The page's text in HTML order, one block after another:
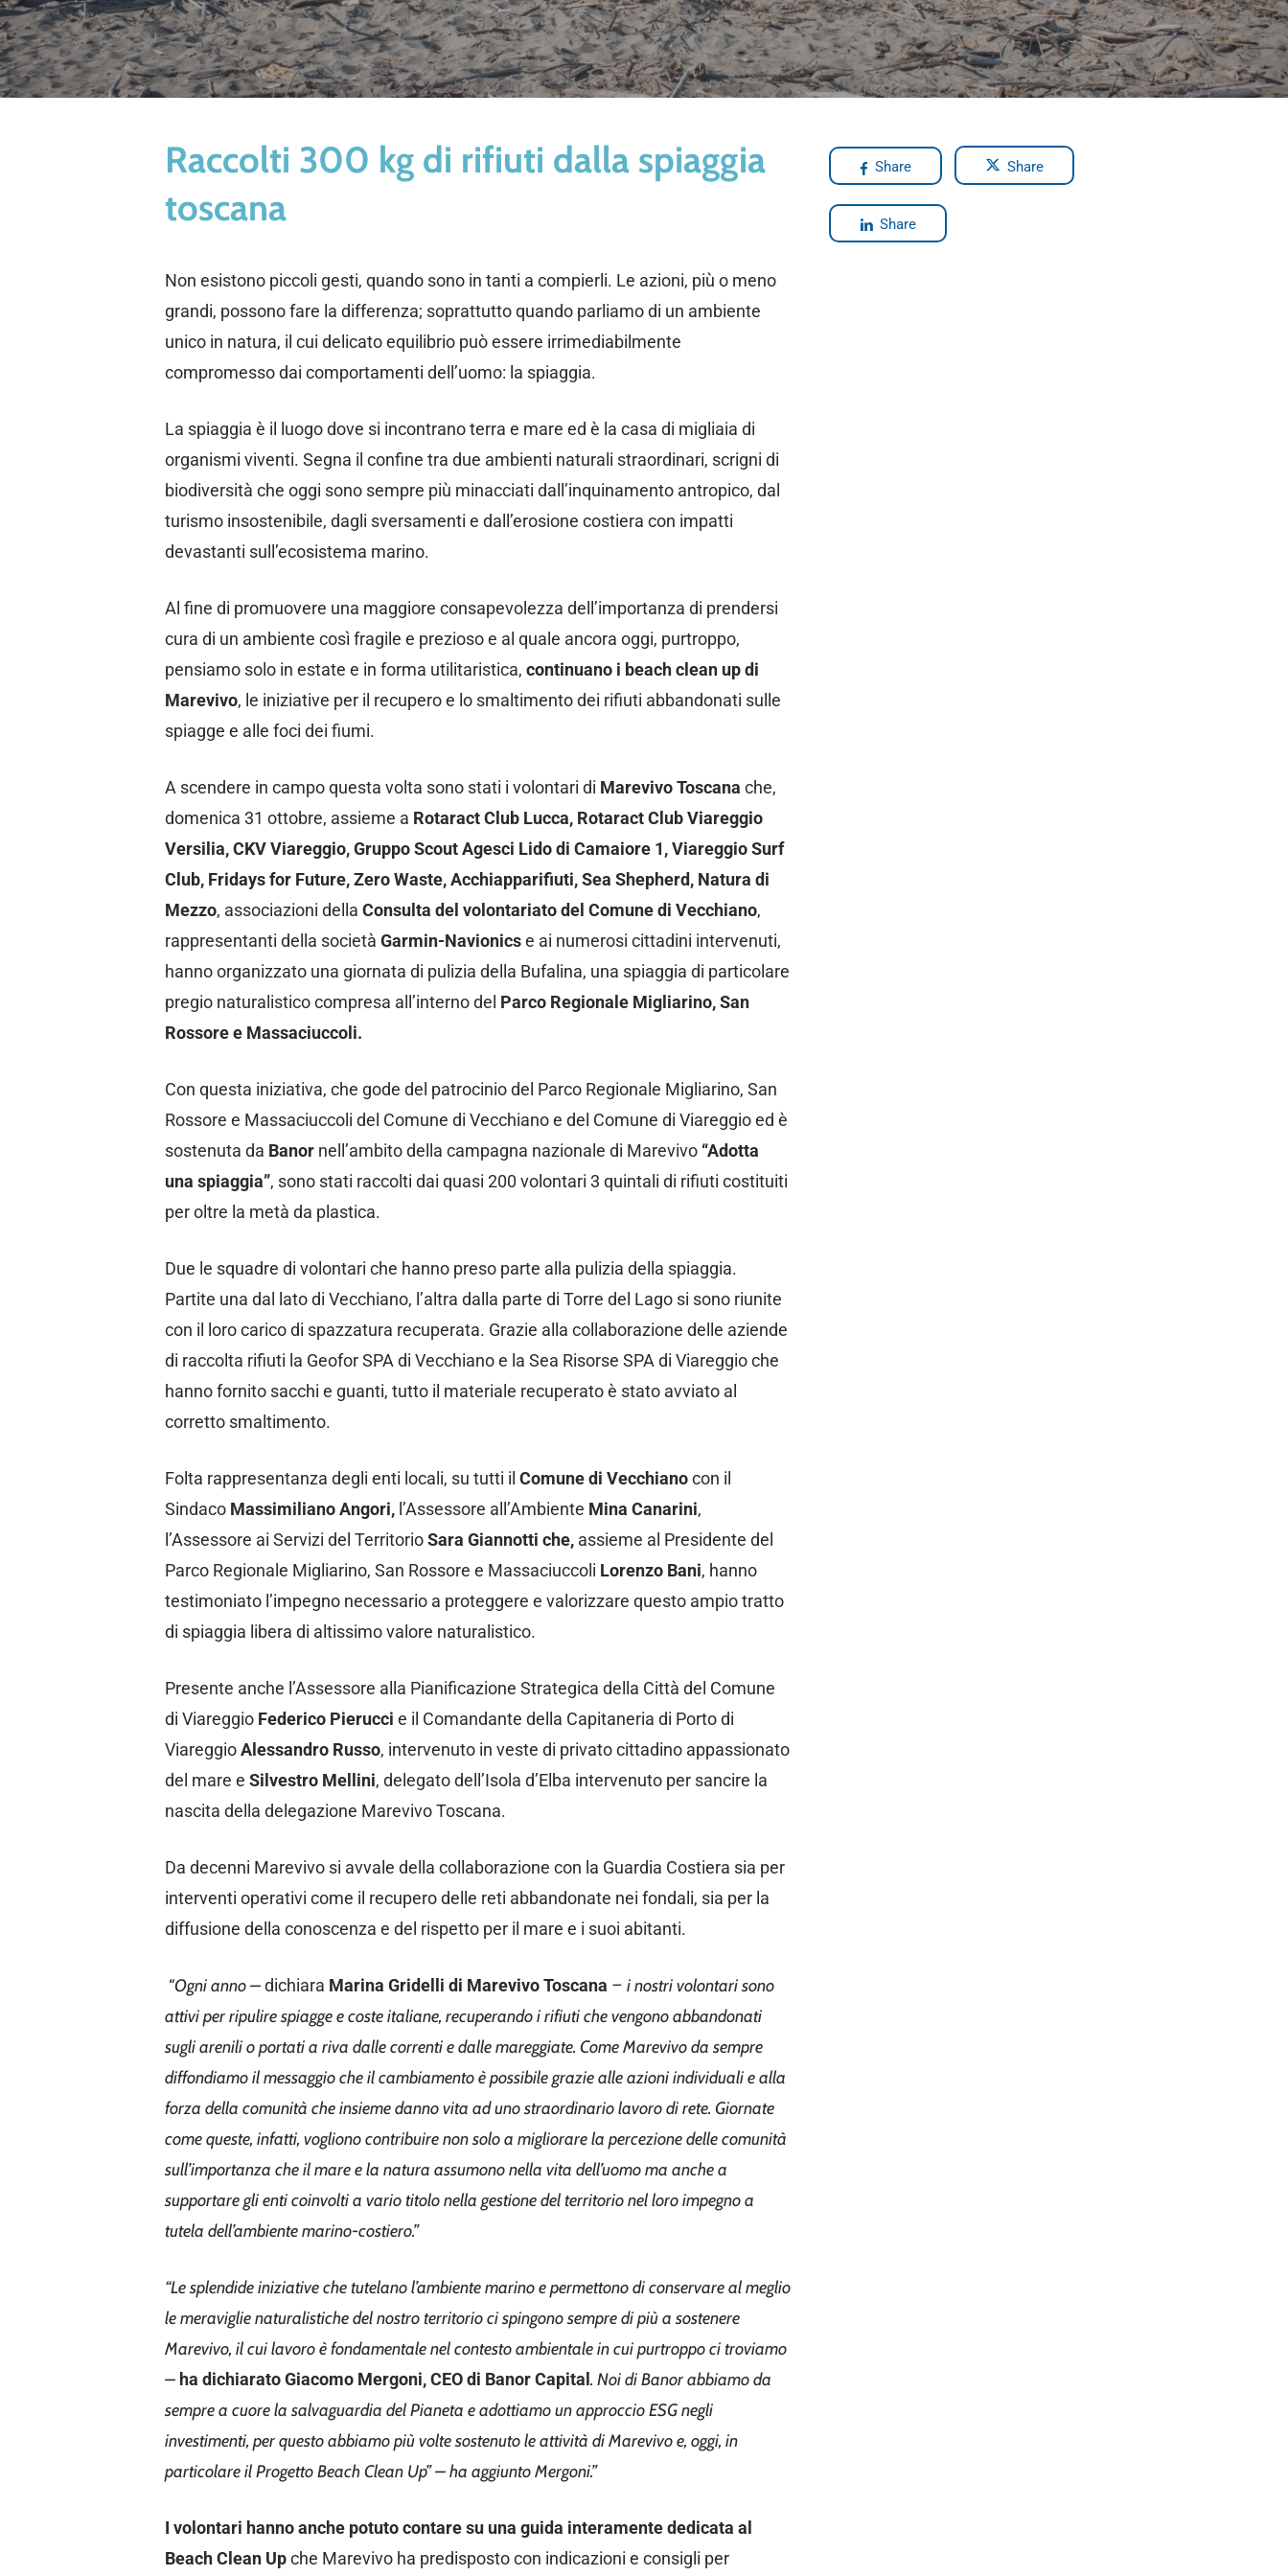
Raccolti 300 kg di rifiuti dalla spiaggia
toscana
Non esistono piccoli gesti, quando sono in tanti a compierli. Le azioni, più o meno
grandi, possono fare la differenza; soprattutto quando parliamo di un ambiente
unico in natura, il cui delicato equilibrio può essere irrimediabilmente
compromesso dai comportamenti dell’uomo: la spiaggia.
La spiaggia è il luogo dove si incontrano terra e mare ed è la casa di migliaia di
organismi viventi. Segna il confine tra due ambienti naturali straordinari, scrigni di
biodiversità che oggi sono sempre più minacciati dall’inquinamento antropico, dal
turismo insostenibile, dagli sversamenti e dall’erosione costiera con impatti
devastanti sull’ecosistema marino.
Al fine di promuovere una maggiore consapevolezza dell’importanza di prendersi
cura di un ambiente così fragile e prezioso e al quale ancora oggi, purtroppo,
pensiamo solo in estate e in forma utilitaristica, continuano i beach clean up di
Marevivo, le iniziative per il recupero e lo smaltimento dei rifiuti abbandonati sulle
spiagge e alle foci dei fiumi.
A scendere in campo questa volta sono stati i volontari di Marevivo Toscana che,
domenica 31 ottobre, assieme a Rotaract Club Lucca, Rotaract Club Viareggio
Versilia, CKV Viareggio, Gruppo Scout Agesci Lido di Camaiore 1, Viareggio Surf
Club, Fridays for Future, Zero Waste, Acchiapparifiuti, Sea Shepherd, Natura di
Mezzo, associazioni della Consulta del volontariato del Comune di Vecchiano,
rappresentanti della società Garmin-Navionicse ai numerosi cittadini intervenuti,
hanno organizzato una giornata di pulizia della Bufalina, una spiaggia di particolare
pregio naturalistico compresa all’interno del Parco Regionale Migliarino, San
Rossore e Massaciuccoli.
Con questa iniziativa, che gode del patrocinio del Parco Regionale Migliarino, San
Rossore e Massaciuccoli del Comune di Vecchiano e del Comune di Viareggio ed è
sostenuta da Banor nell’ambito della campagna nazionale di Marevivo “Adotta
una spiaggia”, sono stati raccolti dai quasi 200 volontari 3 quintali di rifiuti costituiti
per oltre la metà da plastica.
Due le squadre di volontari che hanno preso parte alla pulizia della spiaggia.
Partite una dal lato di Vecchiano, l’altra dalla parte di Torre del Lago si sono riunite
con il loro carico di spazzatura recuperata. Grazie alla collaborazione delle aziende
di raccolta rifiuti la Geofor SPA di Vecchiano e la Sea Risorse SPA di Viareggio che
hanno fornito sacchi e guanti, tutto il materiale recuperato è stato avviato al
corretto smaltimento.
Folta rappresentanza degli enti locali, su tutti il Comune di Vecchianocon il
Sindaco Massimiliano Angori, l’Assessore all’Ambiente Mina Canarini,
l’Assessore ai Servizi del TerritorioSara Giannotti che, assieme al Presidente del
Parco Regionale Migliarino, San Rossore e Massaciuccoli Lorenzo Bani, hanno
testimoniato l’impegno necessario a proteggere e valorizzare questo ampio tratto
di spiaggia libera di altissimo valore naturalistico.
Presente anche l’Assessore alla Pianificazione Strategica della Città del Comune
di Viareggio Federico Pierucci e il Comandante della Capitaneria di Porto di
ViareggioAlessandro Russo, intervenuto in veste di privato cittadino appassionato
del mare e Silvestro Mellini, delegato dell’Isola d’Elba intervenuto per sancire la
nascita della delegazione Marevivo Toscana.
Da decenni Marevivo si avvale della collaborazione con la Guardia Costiera sia per
interventi operativi come il recupero delle reti abbandonate nei fondali, sia per la
diffusione della conoscenza e del rispetto per il mare e i suoi abitanti.
“Ogni anno –dichiara Marina Gridelli di Marevivo Toscana – i nostri volontari sono
attivi per ripulire spiagge e coste italiane, recuperando i rifiuti che vengono abbandonati
sugli arenili o portati a riva dalle correnti e dalle mareggiate. Come Marevivo da sempre
diffondiamo il messaggio che il cambiamento è possibile grazie alle azioni individuali e alla
forza della comunità che insieme danno vita ad uno straordinario lavoro di rete. Giornate
come queste, infatti, vogliono contribuire non solo a migliorare la percezione delle comunità
sull’importanza che il mare e la natura assumono nella vita dell’uomo ma anche a
supportare gli enti coinvolti a vario titolo nella gestione del territorio nel loro impegno a
tutela dell’ambiente marino-costiero.”
“Le splendide iniziative che tutelano l’ambiente marino e permettono di conservare al meglio
le meraviglie naturalistiche del nostro territorio ci spingono sempre di più a sostenere
Marevivo, il cui lavoro è fondamentale nel contesto ambientale in cui purtroppo ci troviamo
– ha dichiarato Giacomo Mergoni, CEO di Banor Capital . Noi di Banor abbiamo da
sempre a cuore la salvaguardia del Pianeta e adottiamo un approccio ESG negli
investimenti, per questo abbiamo più volte sostenuto le attività di Marevivo e, oggi, in
particolare il Progetto Beach Clean Up” – ha aggiunto Mergoni.”
I volontari hanno anche potuto contare su una guida interamente dedicata al
Beach Clean Upche Marevivo ha predisposto con indicazioni e consigli per
Share Share
Share